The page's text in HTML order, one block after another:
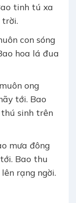
tinh tú xa
trời.
con sóng
hoa lá đua
ong
tới. Bao
thú sinh trên
mưa đông
Bao thu
rạng ngời.